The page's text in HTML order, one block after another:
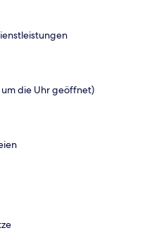
die Uhr geöffnet)